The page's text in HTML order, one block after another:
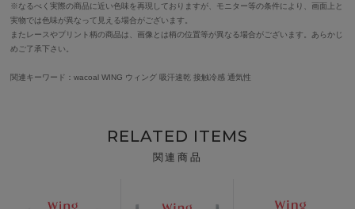
※なるべく実際の商品に近い色味を再現しておりますが、モニター等の条件により、画面上と
実物では色味が異なって見える場合がございます。
またレースやプリント柄の商品は、画像とは柄の位置等が異なる場合がございます。あらかじ
めご了承下さい。
関連キーワード：wacoal WING ウィング 吸汗速乾 接触冷感 通気性
RELATED ITEMS
関連商品